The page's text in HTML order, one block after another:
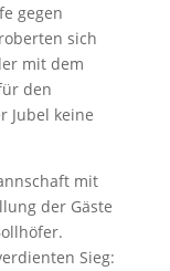
gegen
sich
mit dem
den
Jubel keine
mit
der Gäste
Sieg: